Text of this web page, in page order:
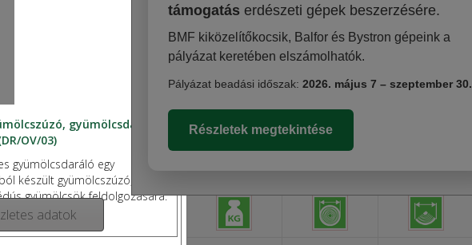
gyümölcsdaráló
OV/03)
gyümölcsdaráló egy
készült gyümölcszúzó, amely
gyümölcsök feldolgozására.
a préselés előtt.
adatok
Késes ágaprító - MURENA DR/SPA/01 -
benzinmotoros, 38LE
támogatás erdészeti gépek beszerzésére.
BMF kiközelítőkocsik, Balfor és Bystron gépeink a
pályázat keretében elszámolhatók.
Pályázat beadási időszak: 2026. május 7 – szeptember 30.
Részletek megtekintése